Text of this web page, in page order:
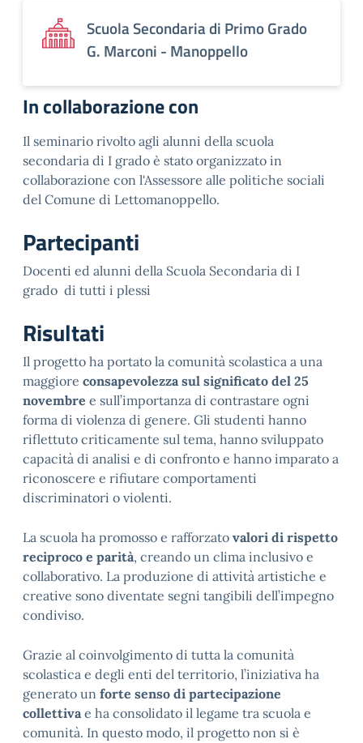
Scuola Secondaria di Primo Grado
G. Marconi - Manoppello
In collaborazione con
Il seminario rivolto agli alunni della scuola
secondaria di I grado è stato organizzato in
collaborazione con l'Assessore alle politiche sociali
del Comune di Lettomanoppello.
Partecipanti
Docenti ed alunni della Scuola Secondaria di I
grado di tutti i plessi
Risultati
Il progetto ha portato la comunità scolastica a una
maggiore consapevolezza sul significato del 25
novembre e sull’importanza di contrastare ogni
forma di violenza di genere. Gli studenti hanno
riflettuto criticamente sul tema, hanno sviluppato
capacità di analisi e di confronto e hanno imparato a
riconoscere e rifiutare comportamenti
discriminatori o violenti.
La scuola ha promosso e rafforzato valori di rispetto
reciproco e parità, creando un clima inclusivo e
collaborativo. La produzione di attività artistiche e
creative sono diventate segni tangibili dell’impegno
condiviso.
Grazie al coinvolgimento di tutta la comunità
scolastica e degli enti del territorio, l’iniziativa ha
generato un forte senso di partecipazione
collettivae ha consolidato il legame tra scuola e
comunità. In questo modo, il progetto non si è